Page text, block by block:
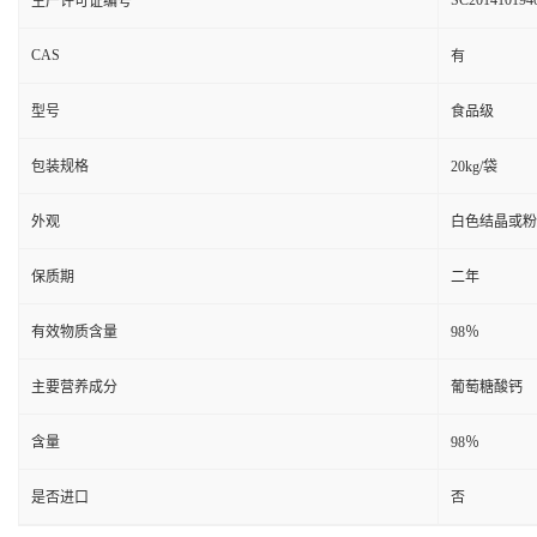
CAS 有
型号 食品级
包装规格 20kg/袋
外观 白色结晶或
保质期 二年
有效物质含量 98％
主要营养成分 葡萄糖酸钙
含量 98％
是否进口 否